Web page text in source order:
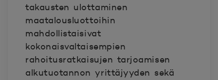
takausten ulottaminen
maatalousluottoihin
mahdollistaisivat
kokonaisvaltaisempien
rahoitusratkaisujen tarjoamisen
alkutuotannon yrittäjyyden sekä